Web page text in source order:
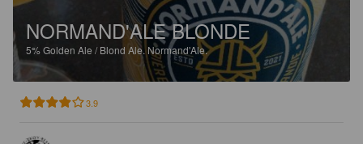
NORMAND'ALE BLONDE
5%Golden Ale / Blond Ale. Normand'Ale.
3.9